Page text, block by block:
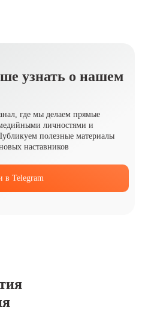
узнать о нашем
где мы делаем прямые
личностями и
полезные материалы
наставников
в Telegram